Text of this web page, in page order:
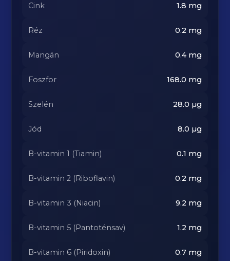
Cink 1.8 mg
Réz 0.2 mg
Mangán 0.4mg
Foszfor 168.0 mg
Szelén 28.0 µg
Jód 8.0 µg
B-vitamin 1 (Tiamin) 0.1 mg
B-vitamin 2 (Riboflavin) 0.2 mg
B-vitamin 3 (Niacin) 9.2 mg
B-vitamin 5 (Pantoténsav) 1.2 mg
B-vitamin 6 (Piridoxin) 0.7mg